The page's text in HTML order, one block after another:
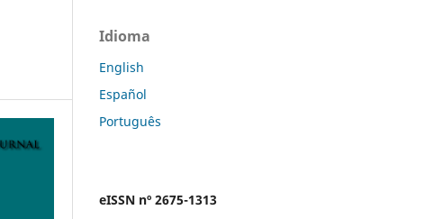
Idioma
English
Español
Português
eISSN nº 2675-1313